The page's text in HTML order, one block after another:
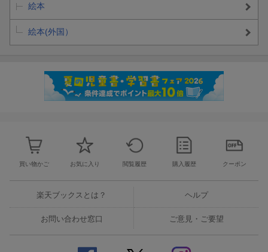
絵本
絵本(外国）
買い物かご お気に入り 閲覧履歴 購入履歴 クーポン
楽天ブックスとは？ ヘルプ
お問い合わせ窓口 ご意見・ご要望